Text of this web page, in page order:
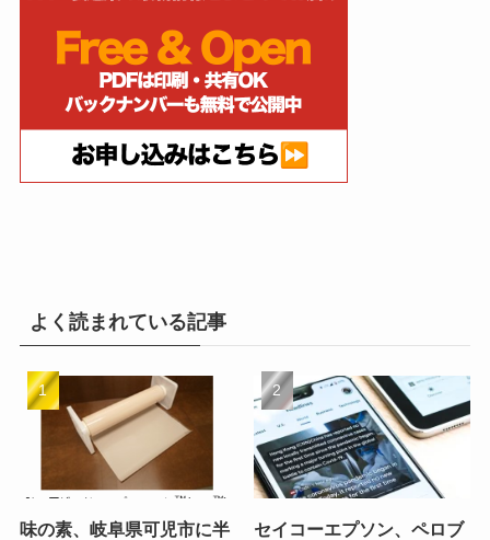
よく読まれている記事
味の素、岐阜県可児市に半
セイコーエプソン、ペロブ